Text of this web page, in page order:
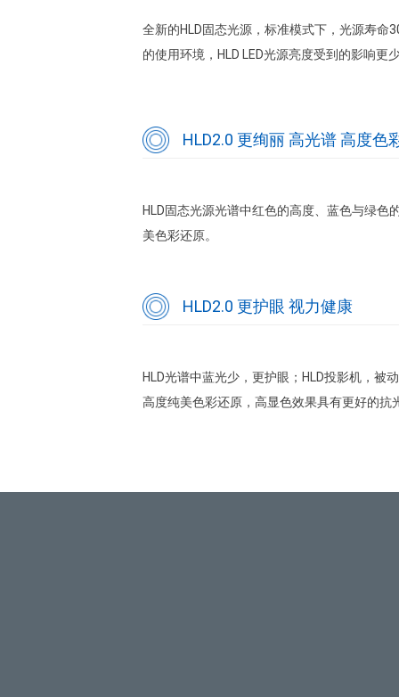
全新的HLD固态光源，标准模式下，光源寿
的使用环境，HLD LED光源亮度受到的影响更
HLD2.0 更绚丽 高光谱 高度色
HLD固态光源光谱中红色的高度、蓝色与绿
美色彩还原。
HLD2.0 更护眼 视力健康
HLD光谱中蓝光少，更护眼；HLD投影机，被
高度纯美色彩还原，高显色效果具有更好的抗